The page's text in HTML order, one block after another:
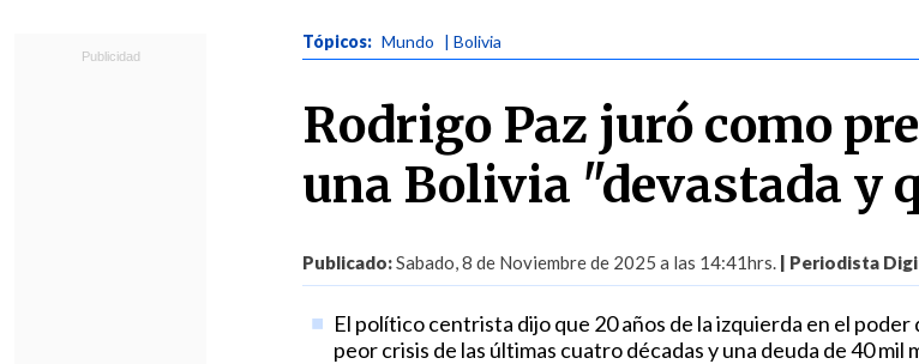
Tópicos: Mundo | Bolivia
Rodrigo Paz juró como
una Bolivia "devastada y
Publicado:Sabado, 8 de Noviembre de 2025 a las 14:41hrs. | Periodista
El político centrista dijo que 20 años de la izquierda en el poder
peor crisis de las últimas cuatro décadas y una deuda de 40 mil